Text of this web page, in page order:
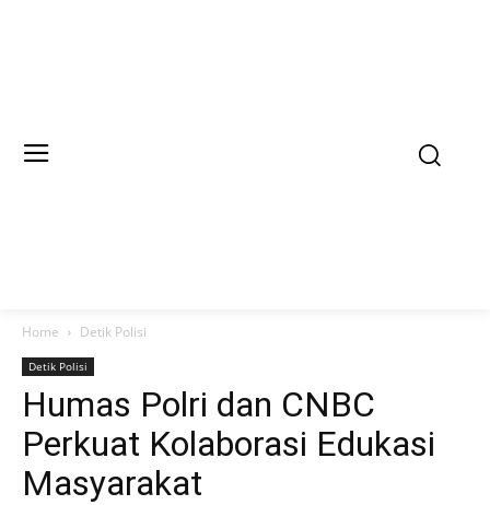
Home Detik Polisi
Detik Polisi
Humas Polri dan CNBC
Perkuat Kolaborasi Edukasi
Masyarakat